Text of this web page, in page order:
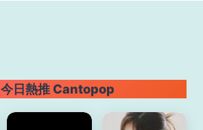
今日熱推 Cantopop